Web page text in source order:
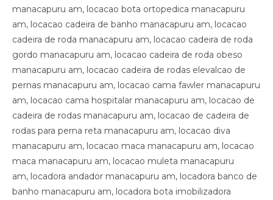
manacapuru am, locacao bota ortopedica manacapuru
am, locacao cadeira de banho manacapuru am, locacao
cadeira de roda manacapuru am, locacao cadeira de roda
gordo manacapuru am, locacao cadeira de roda obeso
manacapuru am, locacao cadeira de rodas elevalcao de
pernas manacapuru am, locacao cama fawler manacapuru
am, locacao cama hospitalar manacapuru am, locacao de
cadeira de rodas manacapuru am, locacao de cadeira de
rodas para perna reta manacapuru am, locacao diva
manacapuru am, locacao maca manacapuru am, locacao
maca manacapuru am, locacao muleta manacapuru
am, locadora andador manacapuru am, locadora banco de
banho manacapuru am, locadora bota imobilizadora